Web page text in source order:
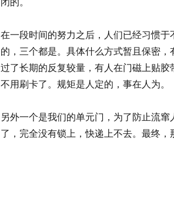
在一段时间的努力之后，人们已经习惯
的，三个都是。具体什么方式暂且保密
过了长期的反复较量，有人在门磁上贴
不用刷卡了。规矩是人定的，事在人为。
另外一个是我们的单元门，为了防止流
了，完全没有锁上，快递上不去。最终，